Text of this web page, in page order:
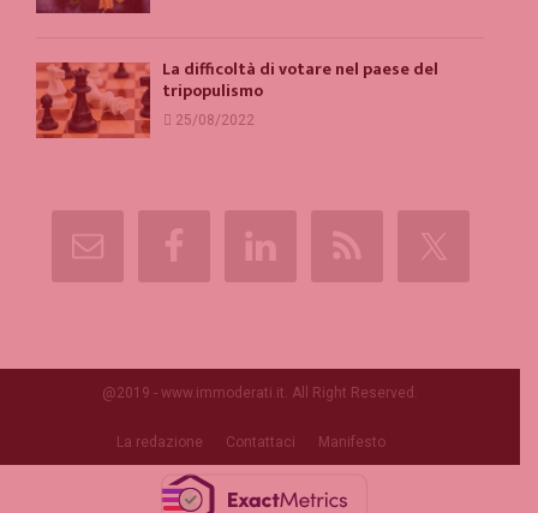
La difficoltà di votare nel paese del
tripopulismo
25/08/2022
@2019 - www.immoderati.it. All Right Reserved.
La redazione Contattaci Manifesto